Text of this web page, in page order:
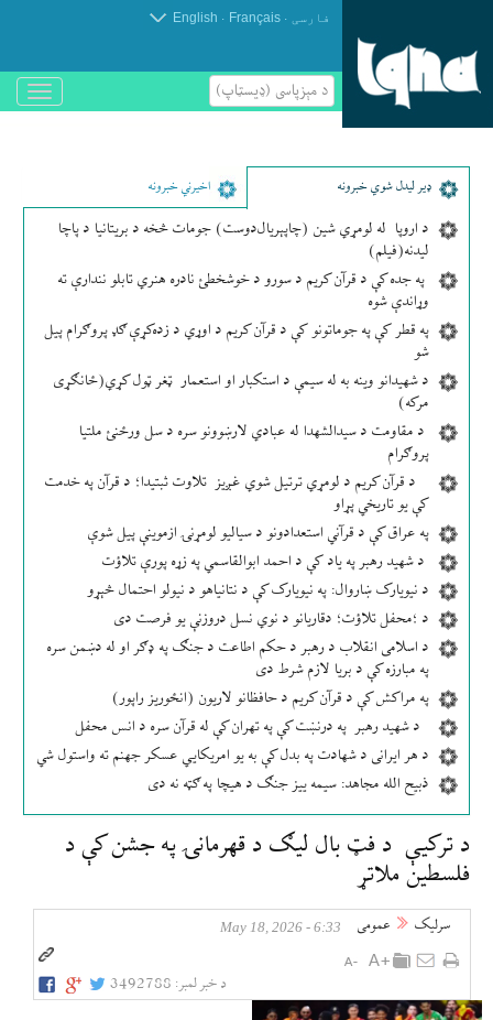
فارسی .
Français
.
English
د مېزپاسى (ډیسټاپ)
باز
و
ډير لیدل شوي خبرونه اخیرني خبرونه
د اروپا له لومړي شین (چاپېریال‌دوست) جومات څخه د بریتانیا د پاچا
لیدنه(فیلم)
په جده کې د قرآن کریم د سورو د خوشخطئ نادره هنري تابلو نندارې ته
وړاندې شوه
په قطر کې په جوماتونو کې د قرآن کریم د اوړي د زده‌کړې ګډ پروګرام پیل
شو
د شهیدانو وینه به له سیمې د استکبار او استعمار ټغر ټول کړي(ځانګړی
مرکه)
د مقاومت د سیدالشهدا له عبادي لارښوونو سره د سل ورځنئ ملتیا
پروګرام
د قرآن کریم د لومړي ترتیل شوي غږیز تلاوت ثبتیدا؛ د قرآن په خدمت
کې یو تاریخي پړاو
په عراق کې د قرآني استعدادونو د سیالیو لومړنۍ ازموینې پیل شوې
د شهید رهبر په یاد کې د احمد ابوالقاسمي په زړه پورې تلاؤت
د نیویارک ښاروال: په نیویارک کې د نتانیاهو د نیولو احتمال څېړو
د ؛محفل تلاؤت؛ دقاریانو د نوي نسل دروزنې یو فرصت دی
د اسلامی انقلاب د رهبر د حکم اطاعت د جنګ په ډګر او له دښمن سره
په مبارزه کې د بریا لازم شرط دی
په مراکش کې د قرآن کریم د حافظانو لاریون (انځوریز راپور)
د شهید رهبر په درنښت کې په تهران کې له قرآن سره د انس محفل
د هر ایرانی د شهادت په بدل کې به یو امریکایي عسکر جهنم ته واستول شي
ذبیح الله مجاهد: سیمه ییز جنګ د هیچا په ګټه نه دی
د ترکیې د فټ بال لیګ د قهرمانۍ په جشن کې د
فلسطین ملاتړ
سرلیک عمومی 6:33 - May 18, 2026
د خبر لمبر: 3492788